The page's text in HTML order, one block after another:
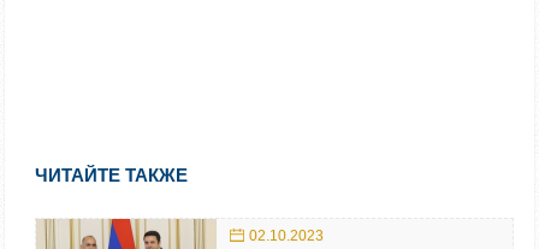
ЧИТАЙТЕ ТАКЖЕ
02.10.2023